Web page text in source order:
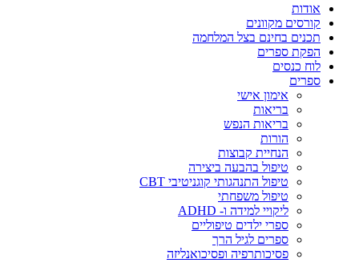
אודות
קורסים מקוונים
תכנים בחינם בצל המלחמה
הפקת ספרים
לוח כנסים
ספרים
אימון אישי
בריאות
בריאות הנפש
הורות
הנחיית קבוצות
טיפול בהבעה ביצירה
טיפול התנהגותי קוגניטיבי CBT
טיפול משפחתי
ליקויי למידה ו- ADHD
ספרי ילדים טיפוליים
ספרים לגיל הרך
פסיכותרפיה ופסיכואנליזה